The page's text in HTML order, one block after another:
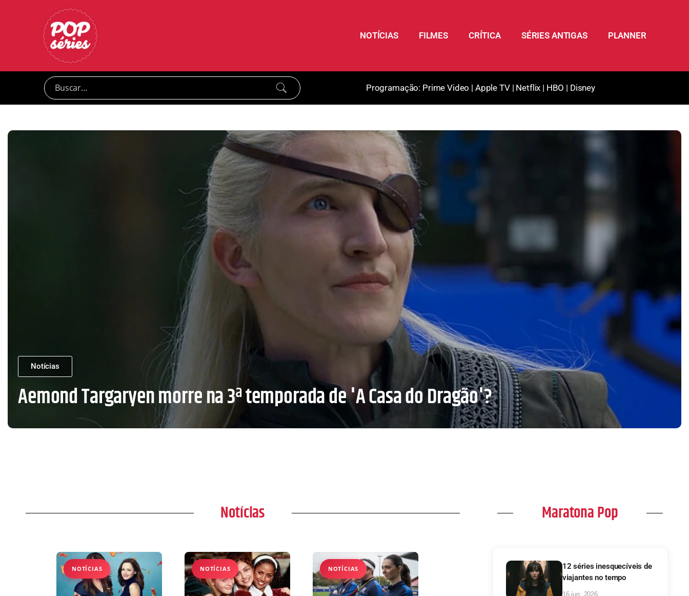
NOTÍCIAS FILMES CRÍTICA SÉRIES ANTIGAS PLANNER
Programação: Prime Video | Apple TV| Netflix | HBO | Disney
Notícias
Aemond Targaryen morre na 3ª temporada de 'A Casa do Dragão'?
Notícias
NOTÍCIAS NOTÍCIAS NOTÍCIAS
Maratona Pop
12 séries inesquecíveis de
viajantes no tempo
16 jun, 2026